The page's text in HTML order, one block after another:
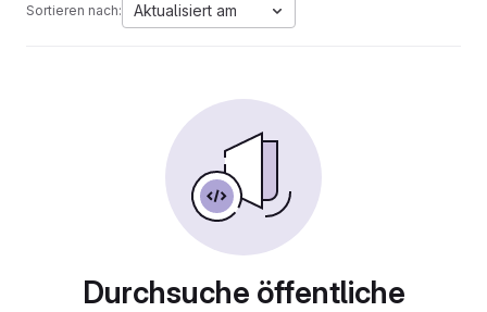
Sortieren nach: Aktualisiert am
Durchsuche öffentliche